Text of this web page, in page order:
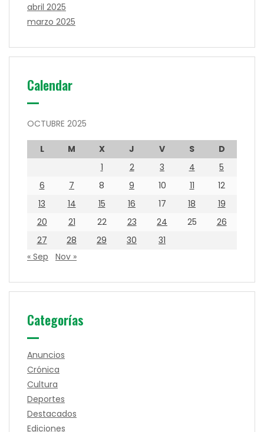
abril 2025
marzo 2025
Calendar
OCTUBRE 2025
L M X J V S
D
1
2 3 4
5
6
7 8 9 10 11
12
13
14 15 16 17 18
19
20
21 22 23 24 25
26
27
28 29 30
31
« Sep
Nov »
Categorías
Anuncios
Crónica
Cultura
Deportes
Destacados
Ediciones